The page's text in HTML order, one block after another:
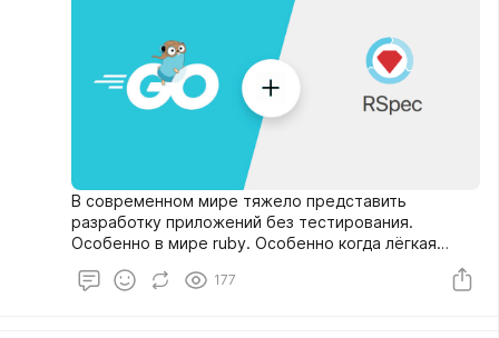
В современном мире тяжело представить
разработку приложений без тестирования.
Особенно в мире ruby. Особенно когда лёгкая
разработчик знает, как запускать докер.
177